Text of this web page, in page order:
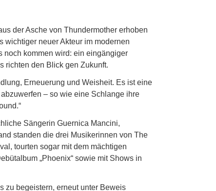
der Asche von Thundermother erhoben
wichtiger neuer Akteur im modernen
noch kommen wird: ein eingängiger
richten den Blick gen Zukunft.
Erneuerung und Weisheit. Es ist eine
– so wie eine Schlange ihre
Sängerin Guernica Mancini,
standen die drei Musikerinnen von The
tourten sogar mit dem mächtigen
„Phoenix“ sowie mit Shows in
zu begeistern, erneut unter Beweis